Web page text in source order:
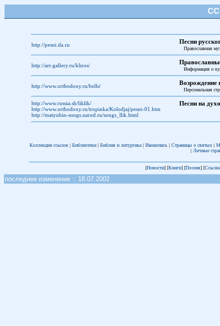
http://pesni.da.ru Песни
Православная
http://art-gallery.ru/kliros/
Информация о
http://www.orthodoxy.ru/bells/ Возрождение
Персональная
http://www.russia.sh/liklik/
http://www.orthodoxy.ru/tropinka/Kolodjaj/pesni-01.htm
http://matyuhin-songs.narod.ru/songs_llik.html
Песни на
Коллекции ссылок| Библиотеки| Библия и литургика| Иконопись| Страницы о святых|
| Личные
[Новости] [Книги] [Поэзия] [
последнее изменение :: 18.07.2002